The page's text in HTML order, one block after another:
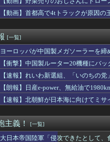
のエンジニア「AIで仕事がつまらな
国サッカー協会、ガチでワールドカ
ている？ 名手スコールズの25歳愛
ンプ」、初の100万部割れ 全盛期
【動画】首都高で4tトラックが原因の
[一覧]
ヨーロッパが中国製メガソーラーを締
【衝撃】中国製ルーター20機種にバ
【速報】れいわ新選組、「いのちの
【朗報】日産e-power、無給油で
【速報】北朝鮮が日本海に向けてミサ
主義！ [一覧]
大日本帝国陸軍「侵攻できたとして、